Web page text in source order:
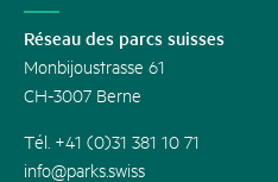
Réseau des parcs suisses
Monbijoustrasse 61
CH-3007 Berne
Tél. +41 (0)31 381 10 71
info@parks.swiss